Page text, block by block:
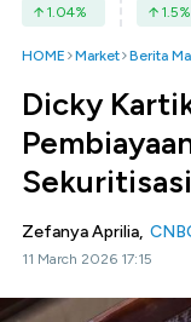
1.04% 1.5%
HOME Market Berita
Dicky
Zefanya Aprilia,
11 March 2026 17:15